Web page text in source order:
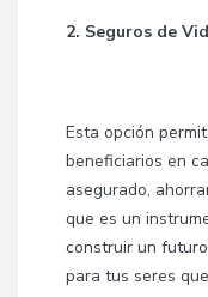
2. Seguros de
Esta opción
beneficiarios en
asegurado,
que es un
construir un
para tus seres